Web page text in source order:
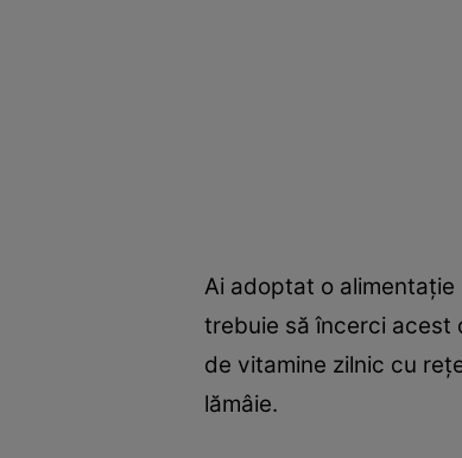
Ai adoptat o
trebuie să încerci acest
de vitamine zilnic cu
lămâie.